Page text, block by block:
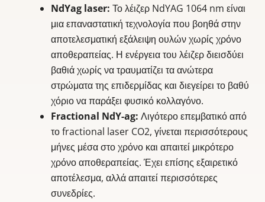
NdYag laser: Το λέιζερ NdYAG 1064 nm είναι
μια επαναστατική τεχνολογία που βοηθά στην
αποτελεσματική εξάλειψη ουλών χωρίς χρόνο
αποθεραπείας. Η ενέργεια του λέιζερ διεισδύει
βαθιά χωρίς να τραυματίζει τα ανώτερα
στρώματα της επιδερμίδας και διεγείρει το βαθύ
χόριο να παράξει φυσικό κολλαγόνο.
Fractional NdY-ag: Λιγότερο επεμβατικό από
το fractional laser CO2, γίνεται περισσότερους
μήνες μέσα στο χρόνο και απαιτεί μικρότερο
χρόνο αποθεραπείας. Έχει επίσης εξαιρετικό
αποτέλεσμα, αλλά απαιτεί περισσότερες
συνεδρίες.